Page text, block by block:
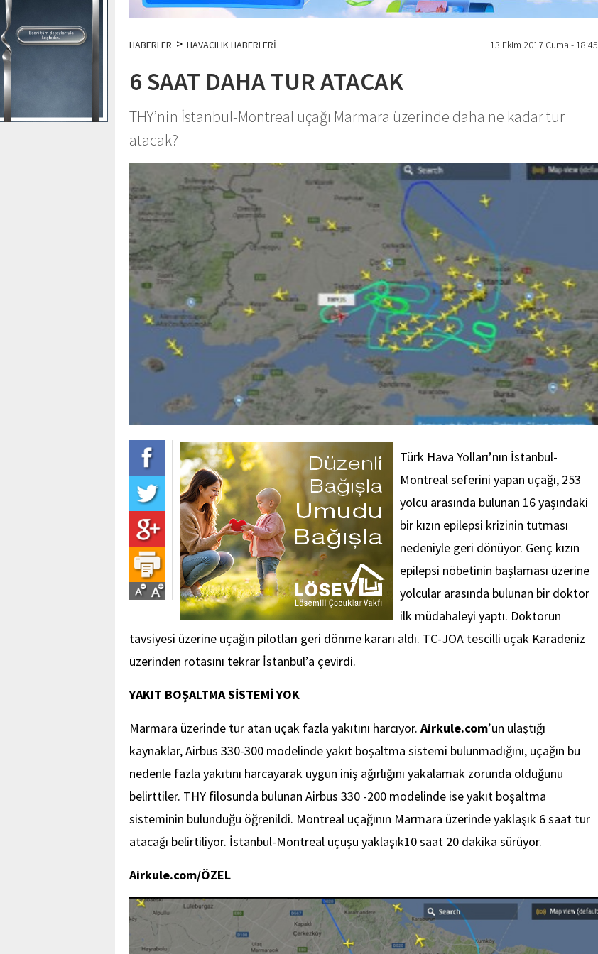
HABERLER > HAVACILIK HABERLERİ 13 Ekim 2017 Cuma - 18:45
6 SAAT DAHA TUR ATACAK
THY’nin İstanbul-Montreal uçağı Marmara üzerinde daha ne kadar tur
atacak?
Türk Hava Yolları’nın İstanbul-
Montreal seferini yapan uçağı, 253
yolcu arasında bulunan 16 yaşındaki
bir kızın epilepsi krizinin tutması
nedeniyle geri dönüyor. Genç kızın
epilepsi nöbetinin başlaması üzerine
yolcular arasında bulunan bir doktor
ilk müdahaleyi yaptı. Doktorun
tavsiyesi üzerine uçağın pilotları geri dönme kararı aldı. TC-JOA tescilli uçak Karadeniz
üzerinden rotasını tekrar İstanbul’a çevirdi.
YAKIT BOŞALTMA SİSTEMİ YOK
Marmara üzerinde tur atan uçak fazla yakıtını harcıyor. Airkule.com’un ulaştığı
kaynaklar, Airbus 330-300 modelinde yakıt boşaltma sistemi bulunmadığını, uçağın bu
nedenle fazla yakıtını harcayarak uygun iniş ağırlığını yakalamak zorunda olduğunu
belirttiler. THY filosunda bulunan Airbus 330 -200 modelinde ise yakıt boşaltma
sisteminin bulunduğu öğrenildi. Montreal uçağının Marmara üzerinde yaklaşık 6 saat tur
atacağı belirtiliyor. İstanbul-Montreal uçuşu yaklaşık10 saat 20 dakika sürüyor.
Airkule.com/ÖZEL